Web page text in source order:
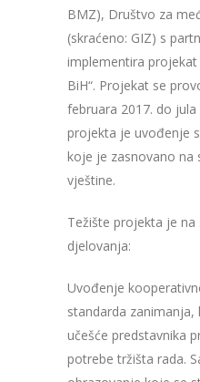
BMZ), Društvo za
(skraćeno: GIZ) s
implementira
BiH“. Projekat se
februara 2017. do jula
projekta je uvođenje
koje je zasnovano na
vještine.
Težište projekta je
djelovanja:
Uvođenje
standarda
učešće predstavnika
potrebe tržišta rada.